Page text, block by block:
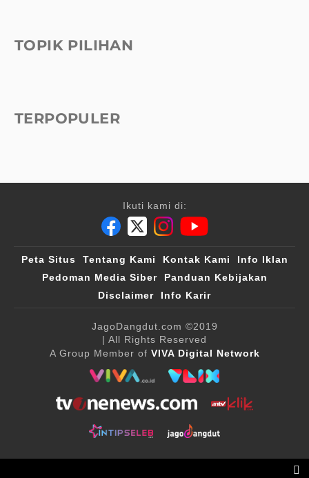
TOPIK PILIHAN
TERPOPULER
Ikuti kami di:
Peta Situs Tentang Kami Kontak Kami
Info Iklan
Pedoman Media Siber
Panduan Kebijakan
Disclaimer
Info Karir
JagoDangdut.com ©2019
| All Rights Reserved
A Group Member of VIVA Digital Network
